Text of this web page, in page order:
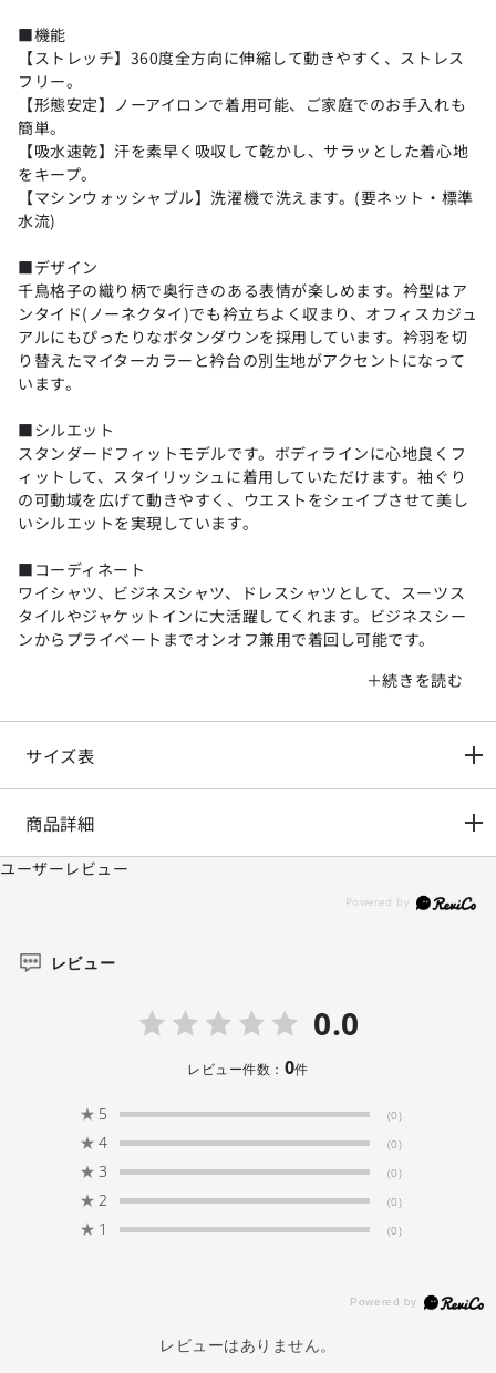
■機能
【ストレッチ】360度全方向に伸縮して動きやすく、ストレス
フリー。
【形態安定】ノーアイロンで着用可能、ご家庭でのお手入れも
簡単。
【吸水速乾】汗を素早く吸収して乾かし、サラッとした着心地
をキープ。
【マシンウォッシャブル】洗濯機で洗えます。(要ネット・標準
水流)
■デザイン
千鳥格子の織り柄で奥行きのある表情が楽しめます。衿型はア
ンタイド(ノーネクタイ)でも衿立ちよく収まり、オフィスカジュ
アルにもぴったりなボタンダウンを採用しています。衿羽を切
り替えたマイターカラーと衿台の別生地がアクセントになって
います。
■シルエット
スタンダードフィットモデルです。ボディラインに心地良くフ
ィットして、スタイリッシュに着用していただけます。袖ぐり
の可動域を広げて動きやすく、ウエストをシェイプさせて美し
いシルエットを実現しています。
■コーディネート
ワイシャツ、ビジネスシャツ、ドレスシャツとして、スーツス
タイルやジャケットインに大活躍してくれます。ビジネスシー
ンからプライベートまでオンオフ兼用で着回し可能です。
*光の当たる場所や高温多湿になる場所での保管は避けて下さ
*使用の有無に関わらず、経年劣化は進行いたしますのでご了承
*生地の裁断・縫製方法により、写真と同様の柄が出ない場合が
*閲覧デバイス・環境により質感・色味に誤差が生じる場合がご
サイズ表
商品詳細
ユーザーレビュー
レビュー
0.0
レビュー件数： 0件
★ 5 (0)
★ 4 (0)
★ 3 (0)
★ 2 (0)
★ 1 (0)
レビューはありません。